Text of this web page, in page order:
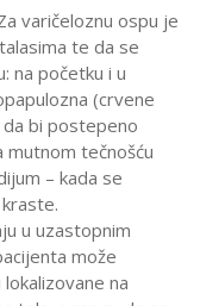
varičeloznu ospu je
te da se
na početku i u
(crvene
bi postepeno
tečnošću
– kada se
u uzastopnim
može
na